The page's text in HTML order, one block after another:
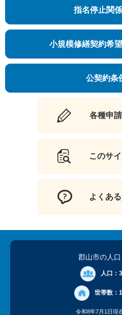
指名停止関
小規模修繕契約希
公契約条
各種申
このサ
よくあ
郡山市の人口
人口：
世帯数：
令和8年7月1日現